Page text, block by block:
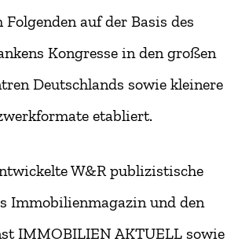
auf der Basis des
Kongresse in den großen
Deutschlands sowie kleinere
etabliert.
W&R publizistische
Immobilienmagazin und den
IMMOBILIEN AKTUELL sowie